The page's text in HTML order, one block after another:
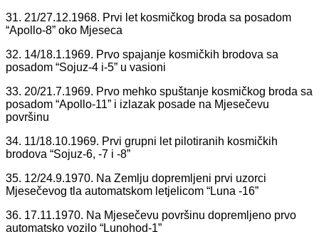
31. 21/27.12.1968. Prvi let kosmičkog broda sa posadom
“Apollo-8” oko Mjeseca
32. 14/18.1.1969. Prvo spajanje kosmičkih brodova sa
posadom “Sojuz-4 i-5” u vasioni
33. 20/21.7.1969. Prvo mehko spuštanje kosmičkog broda sa
posadom “Apollo-11” i izlazak posade na Mjesečevu
površinu
34. 11/18.10.1969. Prvi grupni let pilotiranih kosmičkih
brodova “Sojuz-6, -7 i -8”
35. 12/24.9.1970. Na Zemlju dopremljeni prvi uzorci
Mjesečevog tla automatskom letjelicom “Luna -16”
36. 17.11.1970. Na Mjesečevu površinu dopremljeno prvo
automatsko vozilo “Lunohod-1”